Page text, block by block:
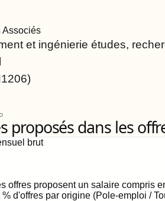
Associés
et ingénierie études,
)
proposés dans les
brut
offres proposent un salaire compris
% d'offres par origine (Pole-emploi /